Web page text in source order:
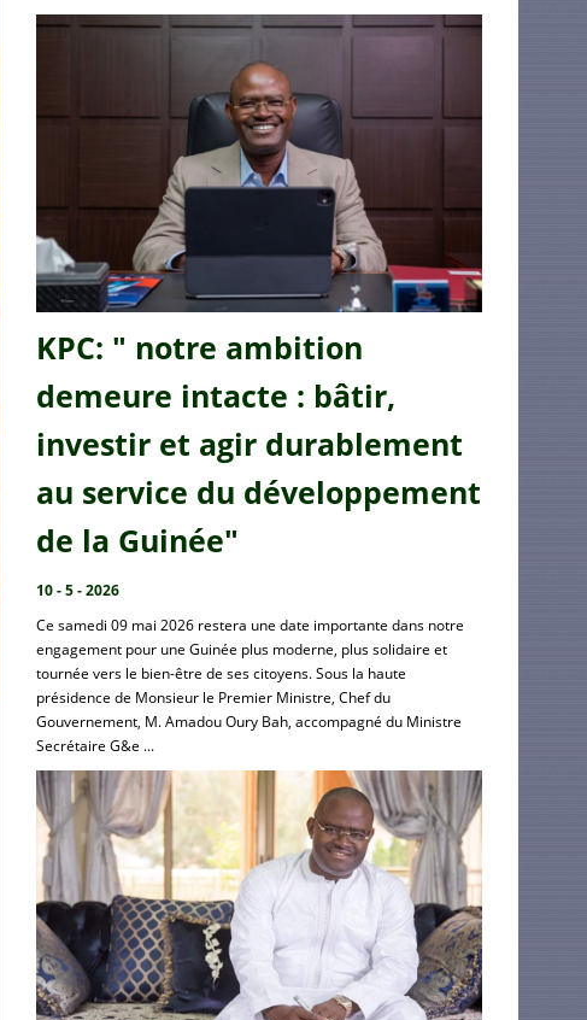
KPC: " notre ambition
demeure intacte : bâtir,
investir et agir durablement
au service du développement
de la Guinée"
10 - 5 - 2026
Ce samedi 09 mai 2026 restera une date importante dans notre
engagement pour une Guinée plus moderne, plus solidaire et
tournée vers le bien-être de ses citoyens. Sous la haute
présidence de Monsieur le Premier Ministre, Chef du
Gouvernement, M. Amadou Oury Bah, accompagné du Ministre
Secrétaire G&e ...